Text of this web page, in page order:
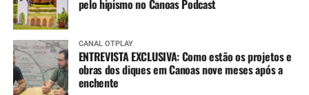
pelo hipismo no Canoas Podcast
CANAL OTPLAY
ENTREVISTA EXCLUSIVA: Como estão os projetos e
obras dos diques em Canoas nove meses após a
enchente